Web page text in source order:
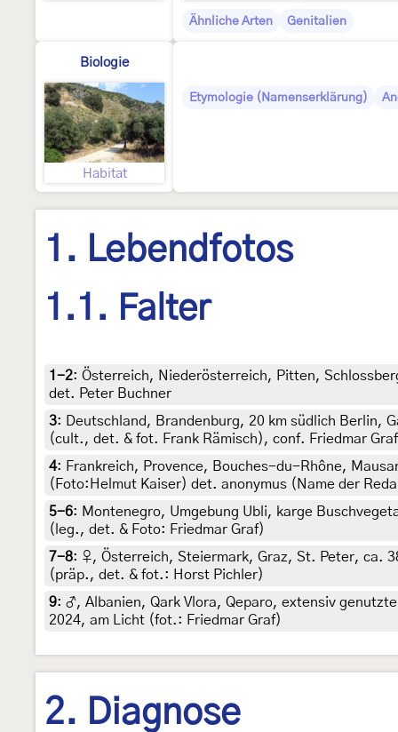
Ähnliche Arten Genitalien
Biologie
Habitat
Etymologie (Namenserklärung)
1. Lebendfotos
1.1. Falter
1-2: Österreich, Niederösterreich, Pitten,
det. Peter Buchner
3:
Deutschland, Brandenburg, 20 km südlich Berlin,
(cult., det. & fot. Frank Rämisch), conf. Friedmar Graf
4: Frankreich, Provence, Bouches-du-Rhône,
(Foto:Helmut Kaiser) det. anonymus (Name der
5-6: Montenegro, Umgebung Ubli, karge
(leg., det. & Foto: Friedmar Graf)
7-8: ♀, Österreich, Steiermark, Graz, St. Peter, ca.
(präp., det. & fot.: Horst Pichler)
9: ♂, Albanien, Qark Vlora, Qeparo, extensiv
2024, am Licht (fot.: Friedmar Graf)
2. Diagnose